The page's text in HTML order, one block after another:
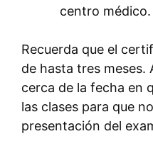
centro médico.
Recuerda que el
de hasta tres meses.
cerca de la fecha en
las clases para que
presentación del